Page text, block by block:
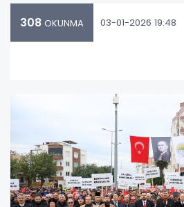
308 OKUNMA 03-01-2026 19:48